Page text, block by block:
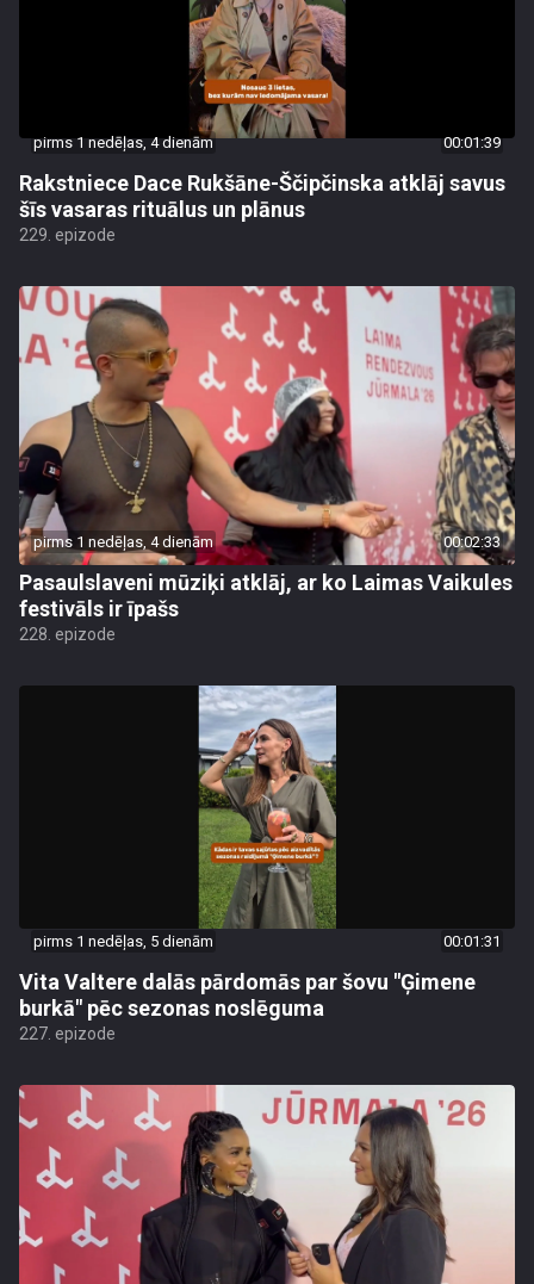
pirms 1 nedēļas, 4 dienām 00:01:39
Rakstniece Dace Rukšāne-Ščipčinska atklāj savus
šīs vasaras rituālus un plānus
229. epizode
pirms 1 nedēļas, 4 dienām 00:02:33
Pasaulslaveni mūziķi atklāj, ar ko Laimas Vaikules
festivāls ir īpašs
228. epizode
pirms 1 nedēļas, 5 dienām 00:01:31
Vita Valtere dalās pārdomās par šovu "Ģimene
burkā" pēc sezonas noslēguma
227. epizode